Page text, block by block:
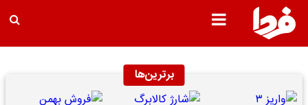
برترین‌ها